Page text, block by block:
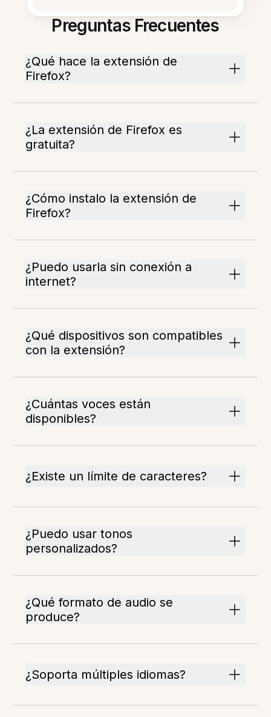
Preguntas Frecuentes
¿Qué hace la extensión de
Firefox?
¿La extensión de Firefox es
gratuita?
¿Cómo instalo la extensión de
Firefox?
¿Puedo usarla sin conexión a
internet?
¿Qué dispositivos son compatibles
con la extensión?
¿Cuántas voces están
disponibles?
¿Existe un límite de caracteres?
¿Puedo usar tonos
personalizados?
¿Qué formato de audio se
produce?
¿Soporta múltiples idiomas?